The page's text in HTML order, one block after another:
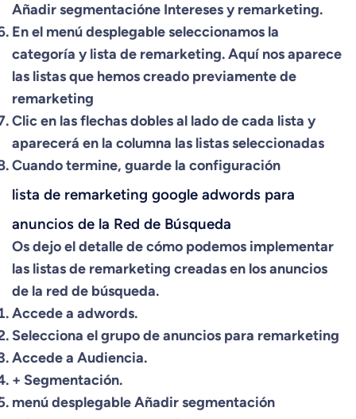
Añadir segmentacióne Intereses y remarketing.
En el menú desplegable seleccionamos la
categoría y lista de remarketing. Aquí nos aparece
las listas que hemos creado previamente de
remarketing
Clic en las flechas dobles al lado de cada lista y
aparecerá en la columna las listas seleccionadas
Cuando termine, guarde la configuración
lista de remarketing google adwords para
anuncios de la Red de Búsqueda
Os dejo el detalle de cómo podemos implementar
las listas de remarketing creadas en los anuncios
de la red de búsqueda.
Accede a adwords.
Selecciona el grupo de anuncios para remarketing
Accede a Audiencia.
+ Segmentación.
menú desplegable Añadir segmentación